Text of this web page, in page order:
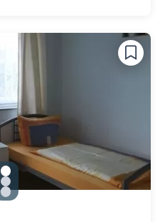
gallery.slide_selector
Zu Slide 1 wechseln
Zu Slide 2 wechseln
Zu Slide 3 wechseln